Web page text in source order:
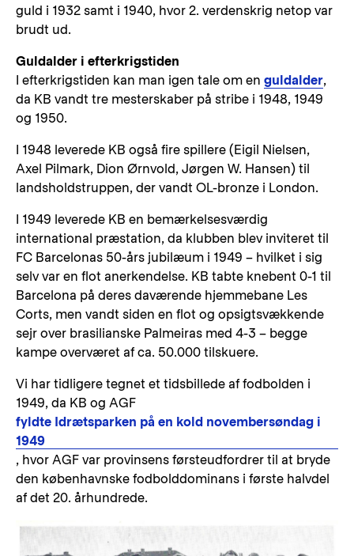
guld i 1932 samt i 1940, hvor 2. verdenskrig netop var
brudt ud.
Guldalder i efterkrigstiden
I efterkrigstiden kan man igen tale om en guldalder,
da KB vandt tre mesterskaber på stribe i 1948, 1949
og 1950.
I 1948 leverede KB også fire spillere (Eigil Nielsen,
Axel Pilmark, Dion Ørnvold, Jørgen W. Hansen) til
landsholdstruppen, der vandt OL-bronze i London.
I 1949 leverede KB en bemærkelsesværdig
international præstation, da klubben blev inviteret til
FC Barcelonas 50-års jubilæum i 1949 – hvilket i sig
selv var en flot anerkendelse. KB tabte knebent 0-1 til
Barcelona på deres daværende hjemmebane Les
Corts, men vandt siden en flot og opsigtsvækkende
sejr over brasilianske Palmeiras med 4-3 – begge
kampe overværet af ca. 50.000 tilskuere.
Vi har tidligere tegnet et tidsbillede af fodbolden i
1949, da KB og AGF
fyldte Idrætsparken på en kold novembersøndag i
1949
, hvor AGF var provinsens førsteudfordrer til at bryde
den københavnske fodbolddominans i første halvdel
af det 20. århundrede.